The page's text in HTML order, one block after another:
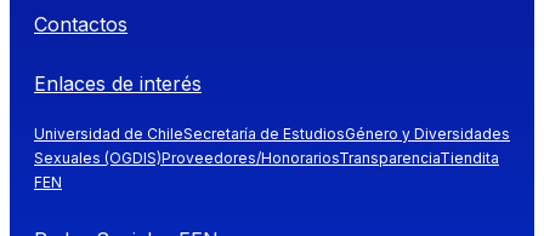
Contactos
Enlaces de interés
Universidad de ChileSecretaría de EstudiosGénero y Diversidades
Sexuales (OGDIS)Proveedores/HonorariosTransparenciaTiendita
FEN